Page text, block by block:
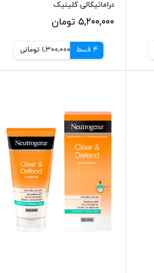
دراماتیکالی کلینیک
۵,۲۰۰,۰۰۰ تومان
4 قسط 1,300,000 تومانی